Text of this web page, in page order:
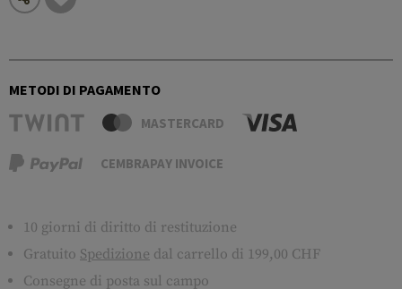
METODI DI PAGAMENTO
MASTERCARD
CEMBRAPAY INVOICE
10 giorni di diritto di restituzione
Gratuito Spedizione dal carrello di 199,00 CHF
Consegne di posta sul campo